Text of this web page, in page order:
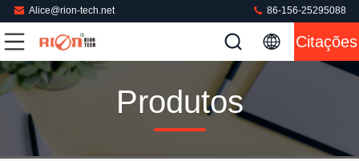
Alice@rion-tech.net 86-156-25295088
Citações
Produtos